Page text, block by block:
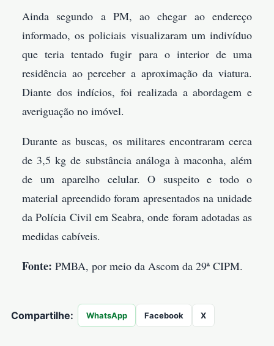
Ainda segundo a PM, ao chegar ao endereço
informado, os policiais visualizaram um indivíduo
que teria tentado fugir para o interior de uma
residência ao perceber a aproximação da viatura.
Diante dos indícios, foi realizada a abordagem e
averiguação no imóvel.
Durante as buscas, os militares encontraram cerca
de 3,5 kg de substância análoga à maconha, além
de um aparelho celular. O suspeito e todo o
material apreendido foram apresentados na unidade
da Polícia Civil em Seabra, onde foram adotadas as
medidas cabíveis.
Fonte: PMBA, por meio da Ascom da 29ª CIPM.
Compartilhe: WhatsApp Facebook X